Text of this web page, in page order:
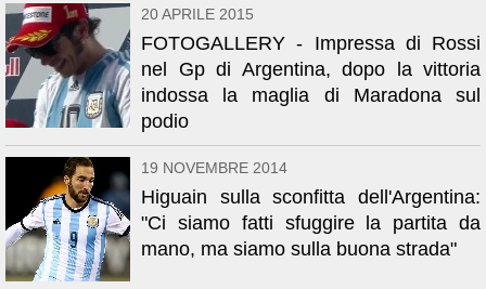
20 APRILE 2015
FOTOGALLERY - Impressa di Rossi
nel Gp di Argentina, dopo la vittoria
indossa la maglia di Maradona sul
podio
19 NOVEMBRE 2014
Higuain sulla sconfitta dell'Argentina:
"Ci siamo fatti sfuggire la partita da
mano, ma siamo sulla buona strada"